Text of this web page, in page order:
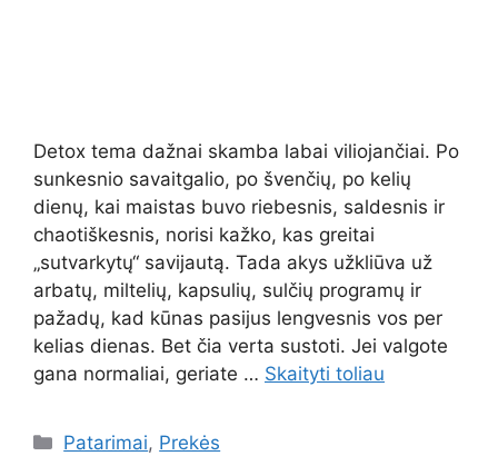
Detox tema dažnai skamba labai viliojančiai. Po
sunkesnio savaitgalio, po švenčių, po kelių
dienų, kai maistas buvo riebesnis, saldesnis ir
chaotiškesnis, norisi kažko, kas greitai
„sutvarkytų“ savijautą. Tada akys užkliūva už
arbatų, miltelių, kapsulių, sulčių programų ir
pažadų, kad kūnas pasijus lengvesnis vos per
kelias dienas. Bet čia verta sustoti. Jei valgote
gana normaliai, geriate … Skaityti toliau
Kategorijos
Patarimai, Prekės